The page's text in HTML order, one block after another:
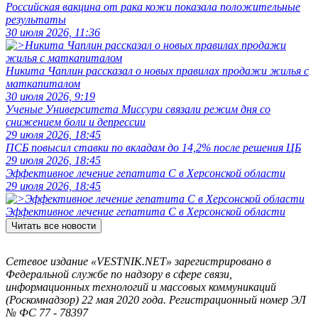
Российская вакцина от рака кожи показала положительные
результаты
30 июля 2026, 11:36
Никита Чаплин рассказал о новых правилах продажи жилья с
маткапиталом
30 июля 2026, 9:19
Ученые Университета Миссури связали режим дня со
снижением боли и депрессии
29 июля 2026, 18:45
ПСБ повысил ставки по вкладам до 14,2% после решения ЦБ
29 июля 2026, 18:45
Эффективное лечение гепатита C в Херсонской области
29 июля 2026, 18:45
Эффективное лечение гепатита C в Херсонской области
Читать все новости
Сетевое издание «VESTNIK.NET» зарегистрировано в
Федеральной службе по надзору в сфере связи,
информационных технологий и массовых коммуникаций
(Роскомнадзор) 22 мая 2020 года. Регистрационный номер ЭЛ
№ ФС 77 - 78397